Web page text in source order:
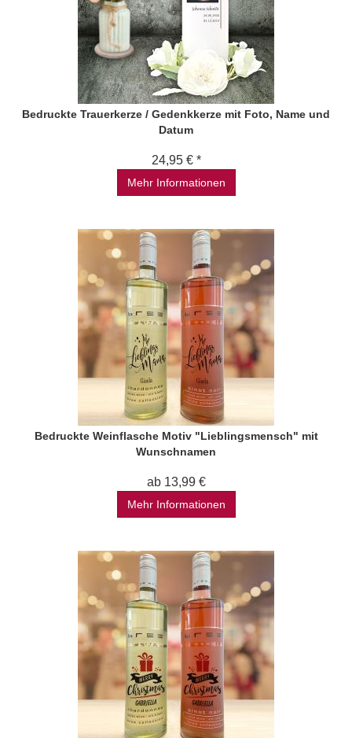
Bedruckte Trauerkerze / Gedenkkerze mit Foto, Name und
Datum
24,95 € *
Mehr Informationen
Bedruckte Weinflasche Motiv "Lieblingsmensch" mit
Wunschnamen
ab 13,99 €
Mehr Informationen